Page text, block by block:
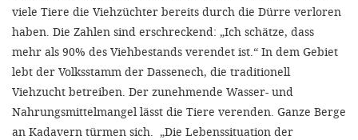
viele Tiere die Viehzüchter bereits durch die Dürre verloren
haben. Die Zahlen sind erschreckend: „Ich schätze, dass
mehr als 90% des Viehbestands verendet ist.“ In dem Gebiet
lebt der Volksstamm der Dassenech, die traditionell
Viehzucht betreiben. Der zunehmende Wasser- und
Nahrungsmittelmangel lässt die Tiere verenden. Ganze Berge
an Kadavern türmen sich. „Die Lebenssituation der